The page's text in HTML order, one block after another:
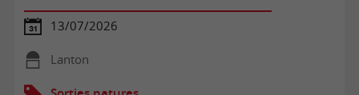
13/07/2026
Lanton